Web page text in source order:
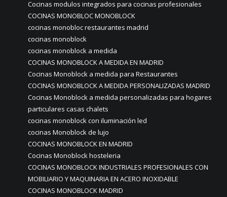
Cocinas modulos integrados para cocinas profesionales
COCINAS MONOBLOC MONOBLOCK
cocinas monobloc restaurantes madrid
cocinas monoblock
cocinas monoblock a medida
COCINAS MONOBLOCK A MEDIDA EN MADRID
Cocinas Monoblock a medida para Restaurantes
COCINAS MONOBLOCK A MEDIDA PERSONALIZADAS MADRID
Cocinas Monoblock a medida personalizadas para hogares
particulares casas chalets
cocinas monoblock con iluminación led
cocinas Monoblock de lujo
COCINAS MONOBLOCK EN MADRID
Cocinas Monoblock hosteleria
COCINAS MONOBLOCK INDUSTRIALES PROFESIONALES CON
MOBILIARIO Y MAQUINARIA EN ACERO INOXIDABLE
COCINAS MONOBLOCK MADRID